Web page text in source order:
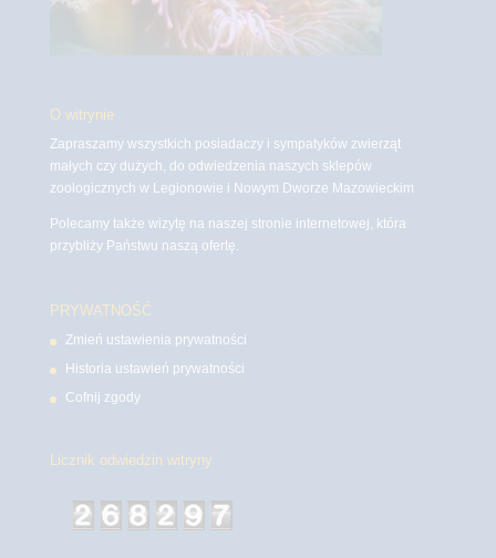
O witrynie
Zapraszamy wszystkich posiadaczy i sympatyków zwierząt
małych czy dużych, do odwiedzenia naszych sklepów
zoologicznych w Legionowie i Nowym Dworze Mazowieckim
Polecamy także wizytę na naszej stronie internetowej, która
przybliży Państwu naszą ofertę.
PRYWATNOŚĆ
Zmień ustawienia prywatności
Historia ustawień prywatności
Cofnij zgody
Licznik odwiedzin witryny